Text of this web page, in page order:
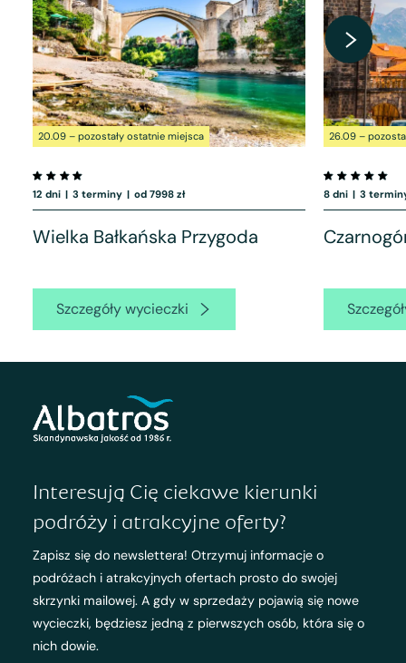
20.09 – pozostały ostatnie miejsca
12 dni | 3 terminy | od 7998 zł
Wielka Bałkańska Przygoda
Szczegóły wycieczki
26.09 –
8 dni | 3
Interesują Cię ciekawe kierunki
podróży i atrakcyjne oferty?
Zapisz się do newslettera! Otrzymuj informacje o
podróżach i atrakcyjnych ofertach prosto do swojej
skrzynki mailowej. A gdy w sprzedaży pojawią się nowe
wycieczki, będziesz jedną z pierwszych osób, która się o
nich dowie.